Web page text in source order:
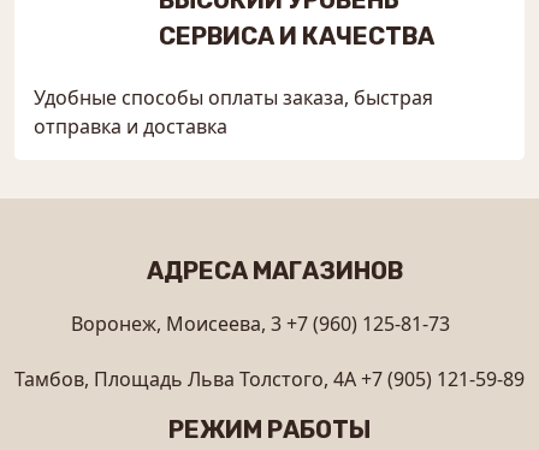
СЕРВИСА И КАЧЕСТВА
Удобные способы оплаты заказа, быстрая
отправка и доставка
АДРЕСА МАГАЗИНОВ
Воронеж, Моисеева, 3+7 (960) 125-81-73
Тамбов, Площадь Льва Толстого, 4А+7 (905) 121-59-89
РЕЖИМ РАБОТЫ